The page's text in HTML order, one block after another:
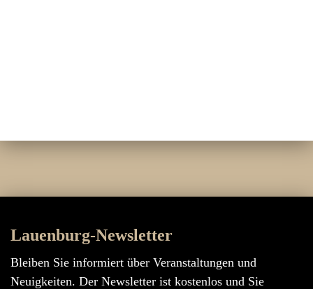
Lauenburg-Newsletter
Bleiben Sie informiert über Veranstaltungen und
Neuigkeiten. Der Newsletter ist kostenlos und Sie